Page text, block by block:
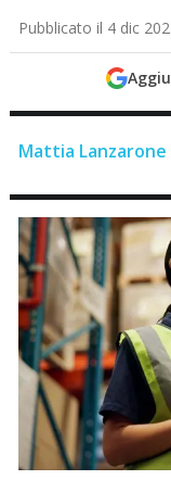
Pubblicato il 4 dic
Mattia Lanzarone